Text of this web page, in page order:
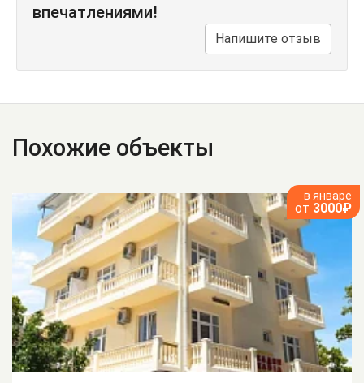
впечатлениями!
Напишите отзыв
Похожие объекты
в январе
от 3000₽